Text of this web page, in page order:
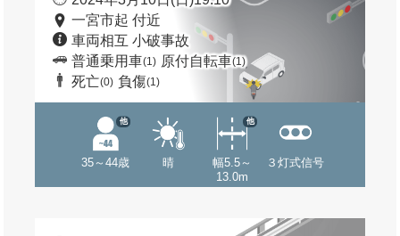
一宮市起 付近
車両相互 小破事故
普通乗用車(1) 原付自転車(1)
死亡(0) 負傷(1)
35～44歳
他
晴
幅5.5～
13.0m
他
３灯式信号